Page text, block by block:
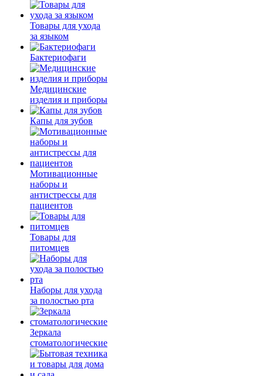
Товары для ухода
за языком
Бактериофаги
Медицинские
изделия и приборы
Капы для зубов
Мотивационные
наборы и
антистрессы для
пациентов
Товары для
питомцев
Наборы для ухода
за полостью рта
Зеркала
стоматологические